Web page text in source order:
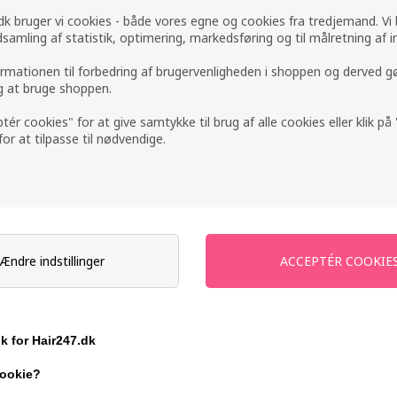
bruger vi cookies - både vores egne og cookies fra tredjemand. Vi
af statistik, optimering, markedsføring og til målretning af
til forbedring af brugervenligheden i shoppen og derved
bruge shoppen.
cookies" for at give samtykke til brug af alle cookies eller klik
at tilpasse til nødvendige.
Ændre indstillinger
for Hair247.dk
and
Color Wow Insta Wow
Advanced Dry Shampoo
Color